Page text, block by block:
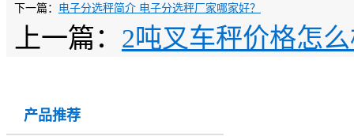
下一篇： 电子分选秤简介 电子分选秤厂家哪家好？
上一篇： 2吨叉车秤价格怎
产品推荐